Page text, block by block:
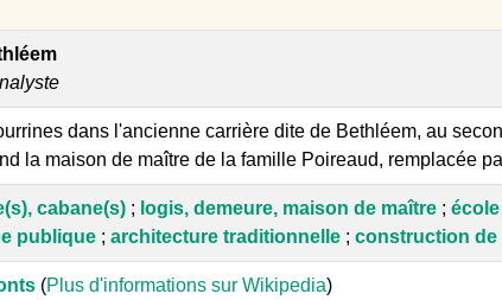
dans l'ancienne carrière dite de Bethléem, au
la maison de maître de la famille Poireaud, remplacée
cabane(s) ; logis, demeure, maison de maître ;
publique ; architecture traditionnelle ; construction de
(Plus d'informations sur Wikipedia)